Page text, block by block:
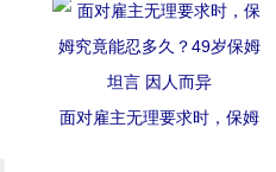
面对雇主无理要求时，保姆